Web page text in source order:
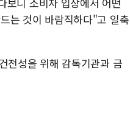
는 것이 바람직하다"고 일축
전성을 위해 감독기관과 금